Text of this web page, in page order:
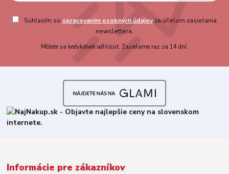
Súhlasím so spracovaním osobných údajovza účelom zasielania
newslettera.
Môžete sa kedykoľvek odhlásiť. Zasielame raz za 14 dní.
Informácie pre zákazníkov